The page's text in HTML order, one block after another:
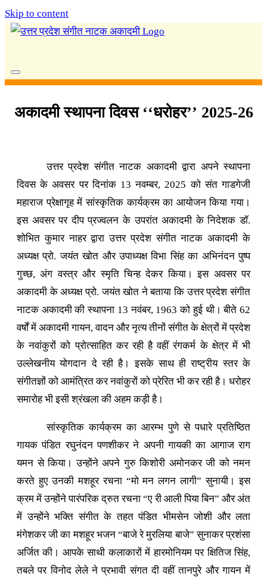
Skip to content
अकादमी स्थापना दिवस ‘‘धरोहर’’ 2025-26
उत्तर प्रदेश संगीत नाटक अकादमी द्वारा अपने स्थापना
दिवस के अवसर पर दिनांक 13 नवम्बर, 2025 को संत गाडगेजी
महाराज प्रेक्षागृह में सांस्कृतिक कार्यक्रम का आयोजन किया गया।
इस अवसर पर दीप प्रज्वलन के उपरांत अकादमी के निदेशक डॉ.
शोभित कुमार नाहर द्वारा उत्तर प्रदेश संगीत नाटक अकादमी के
अध्यक्ष प्रो. जयंत खोत और उपाध्यक्ष विभा सिंह का अभिनंदन पुष्प
गुच्छ, अंग वस्त्र और स्मृति चिन्ह देकर किया। इस अवसर पर
अकादमी के अध्यक्ष प्रो. जयंत खोत ने बताया कि उत्तर प्रदेश संगीत
नाटक अकादमी की स्थापना 13 नवंबर, 1963 को हुई थी। बीते 62
वर्षों में अकादमी गायन, वादन और नृत्य तीनों संगीत के क्षेत्रों में प्रदेश
के नवांकुरों को प्रोत्साहित कर रही है वहीं रंगकर्म के क्षेत्र में भी
उल्लेखनीय योगदान दे रही है। इसके साथ ही राष्ट्रीय स्तर के
संगीतज्ञों को आमंत्रित कर नवांकुरों को प्रेरित भी कर रही है। धरोहर
समारोह भी इसी श्रंखला की अहम कड़ी है।
सांस्कृतिक कार्यक्रम का आरम्भ पुणे से पधारे प्रतिष्ठित
गायक पंडित रघुनंदन पणशीकर ने अपनी गायकी का आगाज राग
यमन से किया। उन्होंने अपने गुरु किशोरी अमोनकर जी को नमन
करते हुए उनकी मशहूर रचना “मो मन लगन लागी” सुनायी। इस
क्रम में उन्होंने पारंपरिक द्रुत रचना “ए री आली पिया बिन” और अंत
में उन्होंने भक्ति संगीत के तहत पंडित भीमसेन जोशी और लता
मंगेशकर जी का मशहूर भजन “बाजे रे मुरलिया बाजे” सुनाकर प्रशंसा
अर्जित की। आपके साथी कलाकारों में हारमोनियम पर क्षितिज सिंह,
तबले पर विनोद लेले ने प्रभावी संगत दी वहीं तानपुरे और गायन में